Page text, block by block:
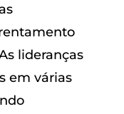
lideranças
em várias